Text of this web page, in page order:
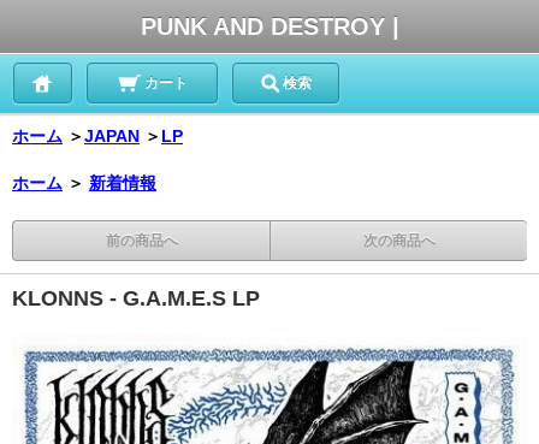
PUNK AND DESTROY |
カート 検索
ホーム ＞JAPAN ＞ LP
ホーム ＞ 新着情報
前の商品へ 次の商品へ
KLONNS - G.A.M.E.S LP